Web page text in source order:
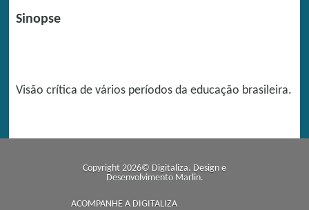
Sinopse
Visão crítica de vários períodos da educação brasileira.
Copyright 2026© Digitaliza. Design e
Desenvolvimento Marlin.
ACOMPANHE A DIGITALIZA